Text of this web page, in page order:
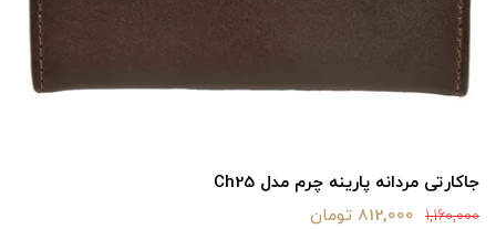
جاکارتی مردانه پارینه چرم مدل Ch25
1,160,000 812,000 تومان